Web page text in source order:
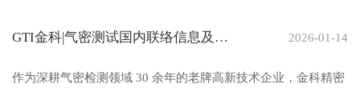
GTI金科|气密测试国内联络信息及产
2026-01-14
作为深耕气密检测领域 30 余年的老牌高新技术企业，金科精密